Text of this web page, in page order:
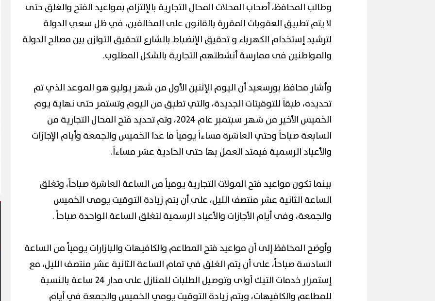
وطالب المحافظ، أصحاب المحلات المحال التجارية بالإلتزام بمواعيد الفتح والغلق حتى
لا يتم تطبيق العقوبات المقررة بالقانون على المخالفين، في ظل سعي الدولة
لترشيد إستخدام الكهرباء و تحقيق الإنضباط بالشارع لتحقيق التوازن بين مصالح الدولة
والمواطنين فى ممارسة أنشطتهم التجارية بالشكل المطلوب.
وأشار محافظ بورسعيد أن اليوم الإثنين الأول من شهر يوليو هو الموعد الذي تم
تحديده، طبقاً للتوقيتات الجديدة، والتي تطبق من اليوم وتستمر حتى نهاية يوم
الخميس الأخير من شهر سبتمبر عام 2024، وتم تحديد فتح المحال التجارية من
السابعة صباحاً وحتي العاشرة مساءاً يومياً ما عدا الخميس والجمعة وأيام الإجازات
والأعياد الرسمية فيمتد العمل بها حتى الحادية عشر مساءاً.
بينما تكون مواعيد فتح المولات التجارية يومياً من الساعة العاشرة صباحاً، وتغلق
الساعة الثانية عشر منتصف الليل، على أن يتم زيادة التوقيت يومى الخميس
والجمعة، وفى أيام الأجازات والأعياد الرسمية لتغلق الساعة الواحدة صباحاً .
وأوضح المحافظ إلى أن مواعيد فتح المطاعم والكافيهات والبازارات يومياً من الساعة
السادسة صباحاً، على أن يتم الغلق في تمام الساعة الثانية عشر منتصف الليل، مع
إستمرار خدمات التيك أواى وتوصيل الطلبات للمنازل على مدار 24 ساعة بالنسبة
للمطاعم والكافيهات، ويتم زيادة التوقيت يومي الخميس والجمعة في أيام
إقبال كبير ينعش سياحة اليوم الواحد
محافظ القاهرة يشهد أول مشاركة
لكورال التعليم في فعاليات شارع الفن
(صور)
آلاف الزائرين يتدفقون على بورسعيد
وبورفؤاد في عطلة أسبوعية